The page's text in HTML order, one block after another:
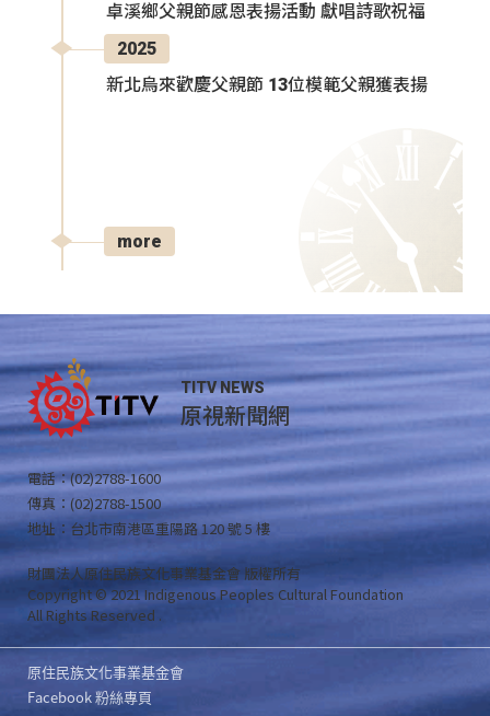
卓溪鄉父親節感恩表揚活動 獻唱詩歌祝福
2025
新北烏來歡慶父親節 13位模範父親獲表揚
more
TITV NEWS
原視新聞網
電話：(02)2788-1600
傳真：(02)2788-1500
地址：台北市南港區重陽路 120 號 5 樓
財團法人原住民族文化事業基金會 版權所有
Copyright © 2021 Indigenous Peoples Cultural Foundation
All Rights Reserved .
原住民族文化事業基金會
Facebook 粉絲專頁